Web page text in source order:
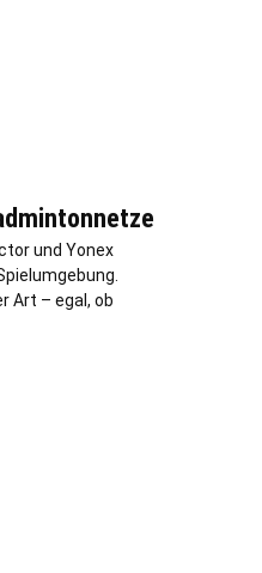
und Yonex
Art – egal, ob